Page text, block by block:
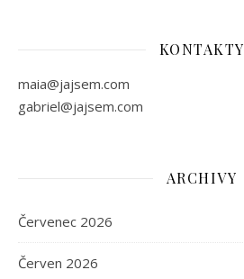
KONTAKTY
maia@jajsem.com
gabriel@jajsem.com
ARCHIVY
Červenec 2026
Červen 2026